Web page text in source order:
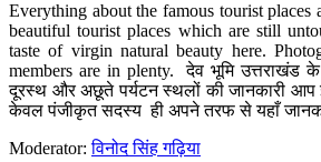
Everything about the famous tourist places
beautiful tourist places which are still
taste of virgin natural beauty here.
members are in plenty. देव भूमि उत्तराखंड
दूरस्थ और अछूते पर्यटन स्थलों की जानकारी
केवल पंजीकृत सदस्य ही अपने तरफ से यहाँ
Moderator:विनोद सिंह गढ़िया